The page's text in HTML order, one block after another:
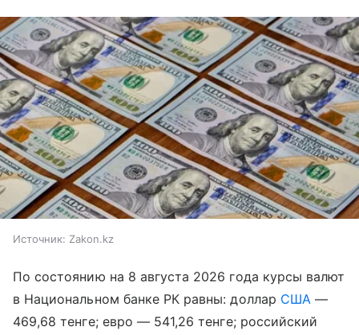
Источник: Zakon.kz
По состоянию на 8 августа 2026 года курсы валют
в Национальном банке РК равны: доллар США—
469,68 тенге; евро — 541,26 тенге; российский